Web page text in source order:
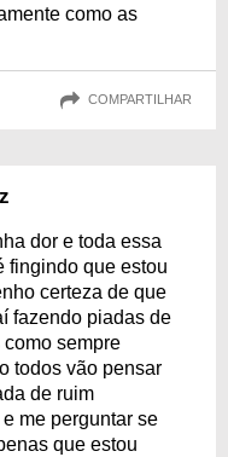
como as
COMPARTILHAR
dor e toda essa
fingindo que estou
certeza de que
fazendo piadas de
sempre
todos vão pensar
de ruim
me perguntar se
que estou